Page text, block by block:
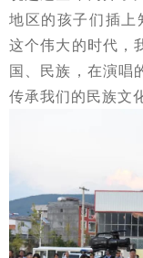
地区的孩子们插上
这个伟大的时代，
国、民族，在演唱
传承我们的民族文